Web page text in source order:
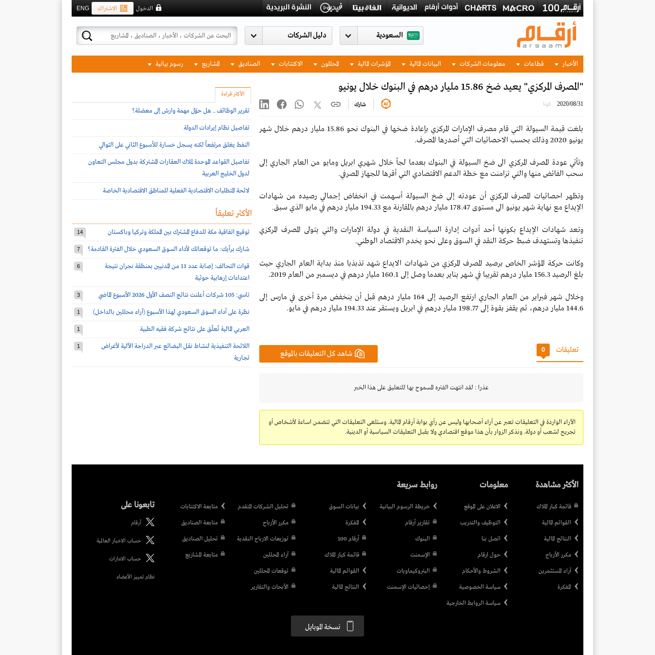
ENG الاشتراك الدخول
السعودية
الأخبار قطاعات معلومات الشركات البيانات المالية المؤشرات المالية المحللون الاكتتابات الصناديق المشاريع رسوم بيانية
"المصرف المركزي" يعيد ضخ 15.86 مليار درهم في البنوك خلال يونيو
2020/08/31 كونا شارك
بلغت قيمة السيولة التي قام مصرف الإمارات المركزي بإعادة ضخها في البنوك نحو 15.86 مليار درهم خلال شهر
يونيو 2020 وذلك بحسب الاحصائيات التي أصدرها المصرف.
وتأتي عودة المصرف المركزي الى ضخ السيولة في البنوك بعدما لجأ خلال شهري ابريل ومايو من العام الجاري إلى
سحب الفائض منها والتي تزامنت مع خطة الدعم الاقتصادي التي أقرها للجهاز المصرفي.
وتظهر احصائيات المصرف المركزي أن عودته إلى ضخ السيولة أسهمت في انخفاض إجمالي رصيده من شهادات
الإيداع مع نهاية شهر يونيو الى مستوى 178.47 مليار درهم بالمقارنة مع 194.33 مليار درهم في مايو الذي سبق.
وتعد شهادات الإيداع بكونها أحد أدوات إدارة السياسة النقدية في دولة الإمارات والتي يتولى المصرف المركزي
تنفيذها وتستهدف ضبط حركة النقد في السوق وعلى نحو يخدم الاقتصاد الوطني.
وكانت حركة المؤشر الخاص برصيد المصرف المركزي من شهادات الايداع شهد تذبذبا منذ بداية العام الجاري حيث
بلغ الرصيد 156.3 مليار درهم تقريبا في شهر يناير بعدما وصل إلى 160.1 مليار درهم في ديسمبر من العام 2019.
وخلال شهر فبراير من العام الجاري ارتفع الرصيد إلى 164 مليار درهم قبل أن ينخفض مرة أخرى في مارس إلى
144.6 مليار درهم، ثم يقفز بقوة إلى 198.77 مليار درهم في ابريل ويستقر عند 194.33 مليار درهم في مايو.
شاهد كل التعليقات بالموقع تعليقات 0
عذرا : لقد انتهت الفتره المسموح بها للتعليق على هذا الخبر
الآراء الواردة في التعليقات تعبر عن آراء أصحابها وليس عن رأي بوابة أرقام المالية. وستلغى التعليقات التي تتضمن اساءة لأشخاص أو
تجريح لشعب أو دولة. ونذكر الزوار بأن هذا موقع اقتصادي ولا يقبل التعليقات السياسية أو الدينية.
الأكثر قراءة
تقرير الوظائف .. هل حوّل مهمة وارش إلى معضلة؟
تفاصيل نظام إيرادات الدولة
النفط يغلق مرتفعاً لكنه يسجل خسارة للأسبوع الثاني على التوالي
تفاصيل القواعد الموحدة لملاك العقارات المشتركة بدول مجلس التعاون
لدول الخليج العربية
لائحة المتطلبات الاقتصادية الفعلية للمناطق الاقتصادية الخاصة
الأكثر تعليقاً
توقيع اتفاقية مكة للدفاع المشترك بين المملكة وتركيا وباكستان 14
شارك برأيك: ما توقعاتك لأداء السوق السعودي خلال الفترة القادمة؟ 7
قوات التحالف: إصابة عدد 11 من المدنيين بمنطقة نجران نتيجة
اعتداءات إرهابية حوثية
6
تاسي: 105 شركات أعلنت نتائج النصف الأول 2026 الأسبوع الماضي 3
نظرة على أداء السوق السعودي لهذا الأسبوع (آراء محللين بالداخل) 1
العربي المالية تُعلّق على نتائج شركة فقيه الطبية 1
اللائحة التنفيذية لنشاط نقل البضائع عبر الدراجة الآلية لأغراض
تجارية
1
الأكثر مشاهدة
قائمة كبار الملاك
القوائم المالية
النتائج المالية
مكرر الأرباح
آراء المستثمرين
المفكرة
معلومات
الاعلان على الموقع
التوظيف والتدريب
اتصل بنا
حول ارقام
الشروط والأحكام
سياسة الخصوصية
سياسة الروابط الخارجية
روابط سريعة
خريطة الرسوم البيانية
تقارير أرقام
البنوك
الإسمنت
البتروكيماويات
إحصائيات الإسمنت
بيانات السوق
المفكرة
أرقام 100
قائمة كبار الملاك
القوائم المالية
النتائج المالية
تحليل الشركات المتقدم
مكرر الأرباح
توزيعات الارباح النقدية
آراء المحللين
توقعات المحللين
الأبحاث والتقارير
متابعة الاكتتابات
متابعة الصناديق
تحليل الصناديق
متابعة المشاريع
تابعونا على
أرقام
حساب الاخبار العالمية
حساب الامارات
نظام تمييز الأعضاء
نسخة الموبايل